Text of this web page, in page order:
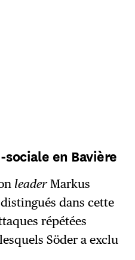
sociale en Bavière
leaderMarkus
dans cette
répétées
Söder a exclu